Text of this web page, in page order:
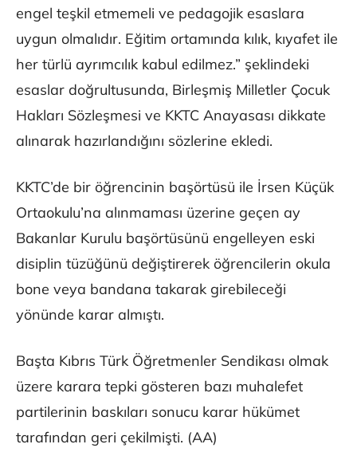
engel teşkil etmemeli ve pedagojik esaslara
uygun olmalıdır. Eğitim ortamında kılık, kıyafet ile
her türlü ayrımcılık kabul edilmez.” şeklindeki
esaslar doğrultusunda, Birleşmiş Milletler Çocuk
Hakları Sözleşmesi ve KKTC Anayasası dikkate
alınarak hazırlandığını sözlerine ekledi.
KKTC’de bir öğrencinin başörtüsü ile İrsen Küçük
Ortaokulu’na alınmaması üzerine geçen ay
Bakanlar Kurulu başörtüsünü engelleyen eski
disiplin tüzüğünü değiştirerek öğrencilerin okula
bone veya bandana takarak girebileceği
yönünde karar almıştı.
Başta Kıbrıs Türk Öğretmenler Sendikası olmak
üzere karara tepki gösteren bazı muhalefet
partilerinin baskıları sonucu karar hükümet
tarafından geri çekilmişti. (AA)